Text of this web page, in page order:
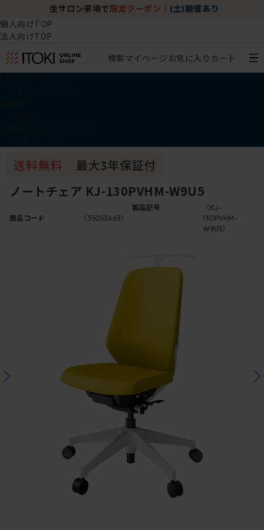
坐サロン来場で限定クーポン｜ (土)開催あり
個人向けTOP
法人向けTOP
検索マイページ お気に入り カート
ノートチェア KJ-130PVHM-W9U5
商品コード （35053463）
製品記号
（KJ-
130PVHM-
W9U5）